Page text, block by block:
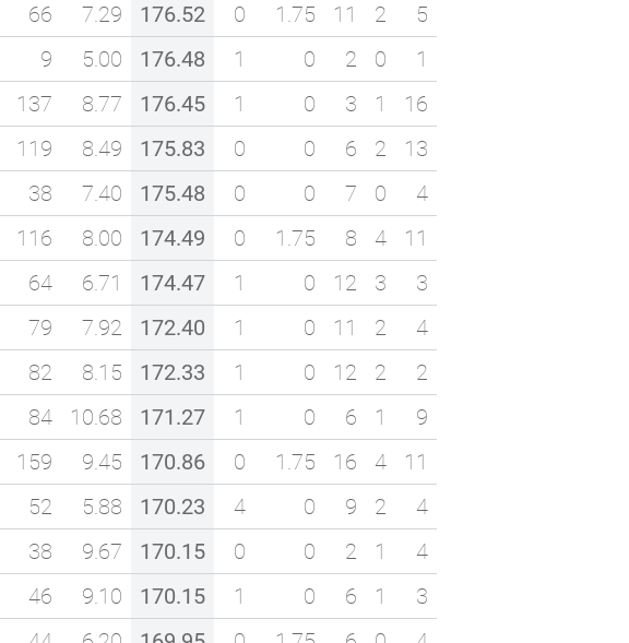
66 7.29 176.52 0 1.75 11 2
5
9 5.00 176.48 1 0 2 0
1
137 8.77 176.45 1 0 3 1
16
119 8.49 175.83 0 0 6 2
13
38 7.40 175.48 0 0 7 0
4
116 8.00 174.49 0 1.75 8 4
11
64 6.71 174.47 1 0 12 3
3
79 7.92 172.40 1 0 11 2
4
82 8.15 172.33 1 0 12 2
2
84 10.68 171.27 1 0 6 1
9
159 9.45 170.86 0 1.75 16 4
11
52 5.88 170.23 4 0 9 2
4
38 9.67 170.15 0 0 2 1
4
46 9.10 170.15 1 0 6 1
3